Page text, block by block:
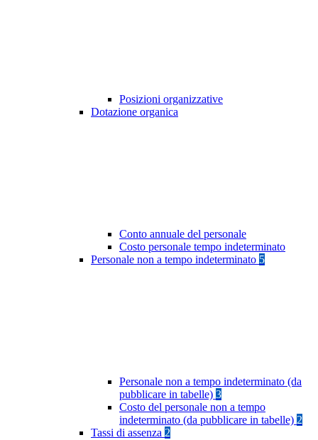
Posizioni organizzative
Dotazione organica
Conto annuale del personale
Costo personale tempo indeterminato
Personale non a tempo indeterminato 5
Personale non a tempo indeterminato (da
pubblicare in tabelle) 3
Costo del personale non a tempo
indeterminato (da pubblicare in tabelle) 2
Tassi di assenza 2